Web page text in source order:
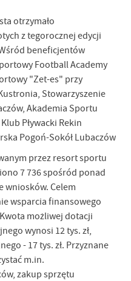
otrzymało
z tegorocznej edycji
beneficjentów
Football Academy
"Zet-es" przy
Stowarzyszenie
Akademia Sportu
Pływacki Rekin
Pogoń-Sokół Lubaczów
przez resort sportu
7 736 spośród ponad
wniosków. Celem
wsparcia finansowego
możliwej dotacji
wynosi 12 tys. zł,
- 17 tys. zł. Przyznane
m.in.
zakup sprzętu